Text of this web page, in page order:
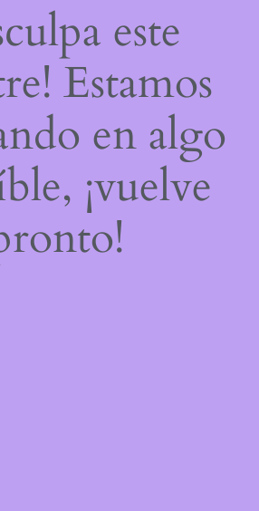
este
Estamos
en algo
¡vuelve